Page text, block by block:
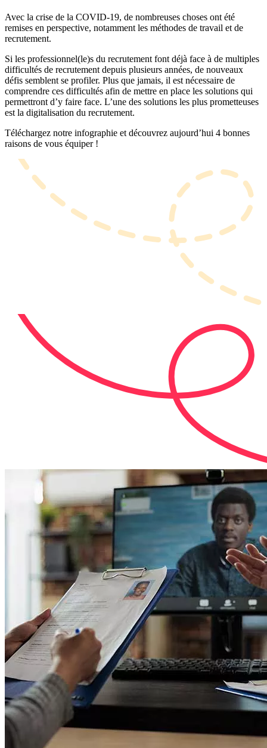
Avec la crise de la COVID-19, de nombreuses choses ont été
remises en perspective, notamment les méthodes de travail et de
recrutement.
Si les professionnel(le)s du recrutement font déjà face à de multiples
difficultés de recrutement depuis plusieurs années, de nouveaux
défis semblent se profiler. Plus que jamais, il est nécessaire de
comprendre ces difficultés afin de mettre en place les solutions qui
permettront d’y faire face. L’une des solutions les plus prometteuses
est la digitalisation du recrutement.
Téléchargez notre infographie et découvrez aujourd’hui 4 bonnes
raisons de vous équiper !